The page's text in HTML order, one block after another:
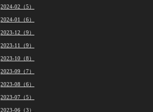
2024-02（5）
2024-01（6）
2023-12（9）
2023-11（9）
2023-10（8）
2023-09（7）
2023-08（6）
2023-07（5）
2023-06（3）